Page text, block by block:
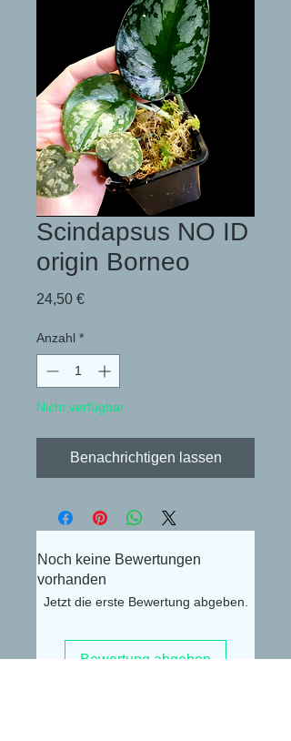
Scindapsus NO ID
origin Borneo
24,50 €Preis
Anzahl *
Nicht verfügbar
Benachrichtigen lassen
Noch keine Bewertungen
vorhanden
Jetzt die erste Bewertung abgeben.
Bewertung abgeben